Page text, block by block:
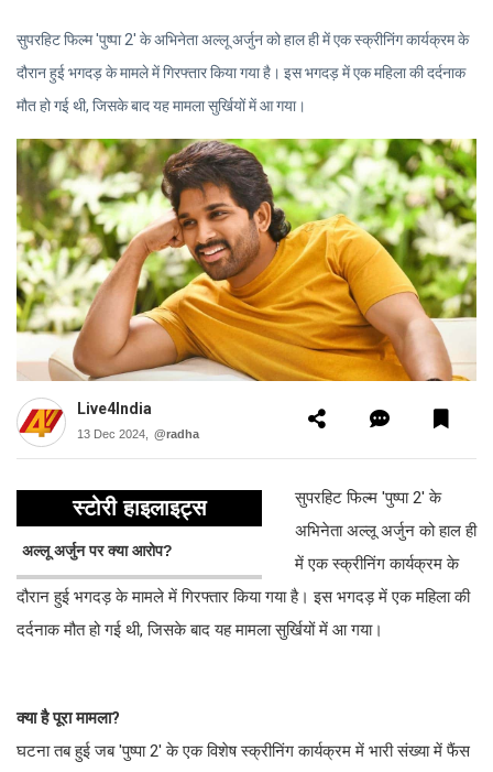
सुपरहिट फिल्म 'पुष्पा 2' के अभिनेता अल्लू अर्जुन को हाल ही में एक स्क्रीनिंग कार्यक्रम के
दौरान हुई भगदड़ के मामले में गिरफ्तार किया गया है। इस भगदड़ में एक महिला की दर्दनाक
मौत हो गई थी, जिसके बाद यह मामला सुर्खियों में आ गया।
Live4India
13 Dec 2024, @radha
स्टोरी हाइलाइट्स
अल्लू अर्जुन पर क्या आरोप?
सुपरहिट फिल्म 'पुष्पा 2' के
अभिनेता अल्लू अर्जुन को हाल ही
में एक स्क्रीनिंग कार्यक्रम के
दौरान हुई भगदड़ के मामले में गिरफ्तार किया गया है। इस भगदड़ में एक महिला की
दर्दनाक मौत हो गई थी, जिसके बाद यह मामला सुर्खियों में आ गया।
क्या है पूरा मामला?
घटना तब हुई जब 'पुष्पा 2' के एक विशेष स्क्रीनिंग कार्यक्रम में भारी संख्या में फैंस